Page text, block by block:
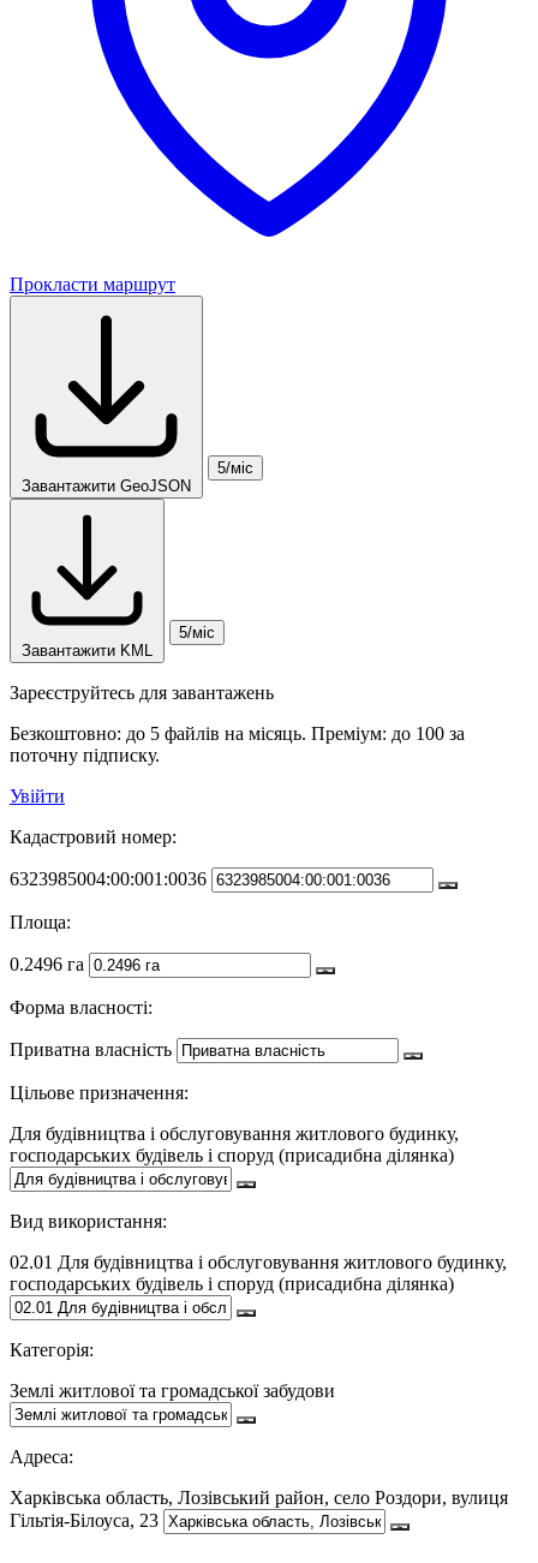
Прокласти маршрут
Завантажити GeoJSON
5/міс
Завантажити KML
5/міс
Зареєструйтесь для завантажень
Безкоштовно: до 5 файлів на місяць. Преміум: до 100 за
поточну підписку.
Увійти
Кадастровий номер:
6323985004:00:001:0036
Площа:
0.2496 га
Форма власності:
Приватна власність
Цільове призначення:
Для будівництва і обслуговування житлового будинку,
господарських будівель і споруд (присадибна ділянка)
Вид використання:
02.01 Для будівництва і обслуговування житлового будинку,
господарських будівель і споруд (присадибна ділянка)
Категорія:
Землі житлової та громадської забудови
Адреса:
Харківська область, Лозівський район, село Роздори, вулиця
Гільтія-Білоуса, 23